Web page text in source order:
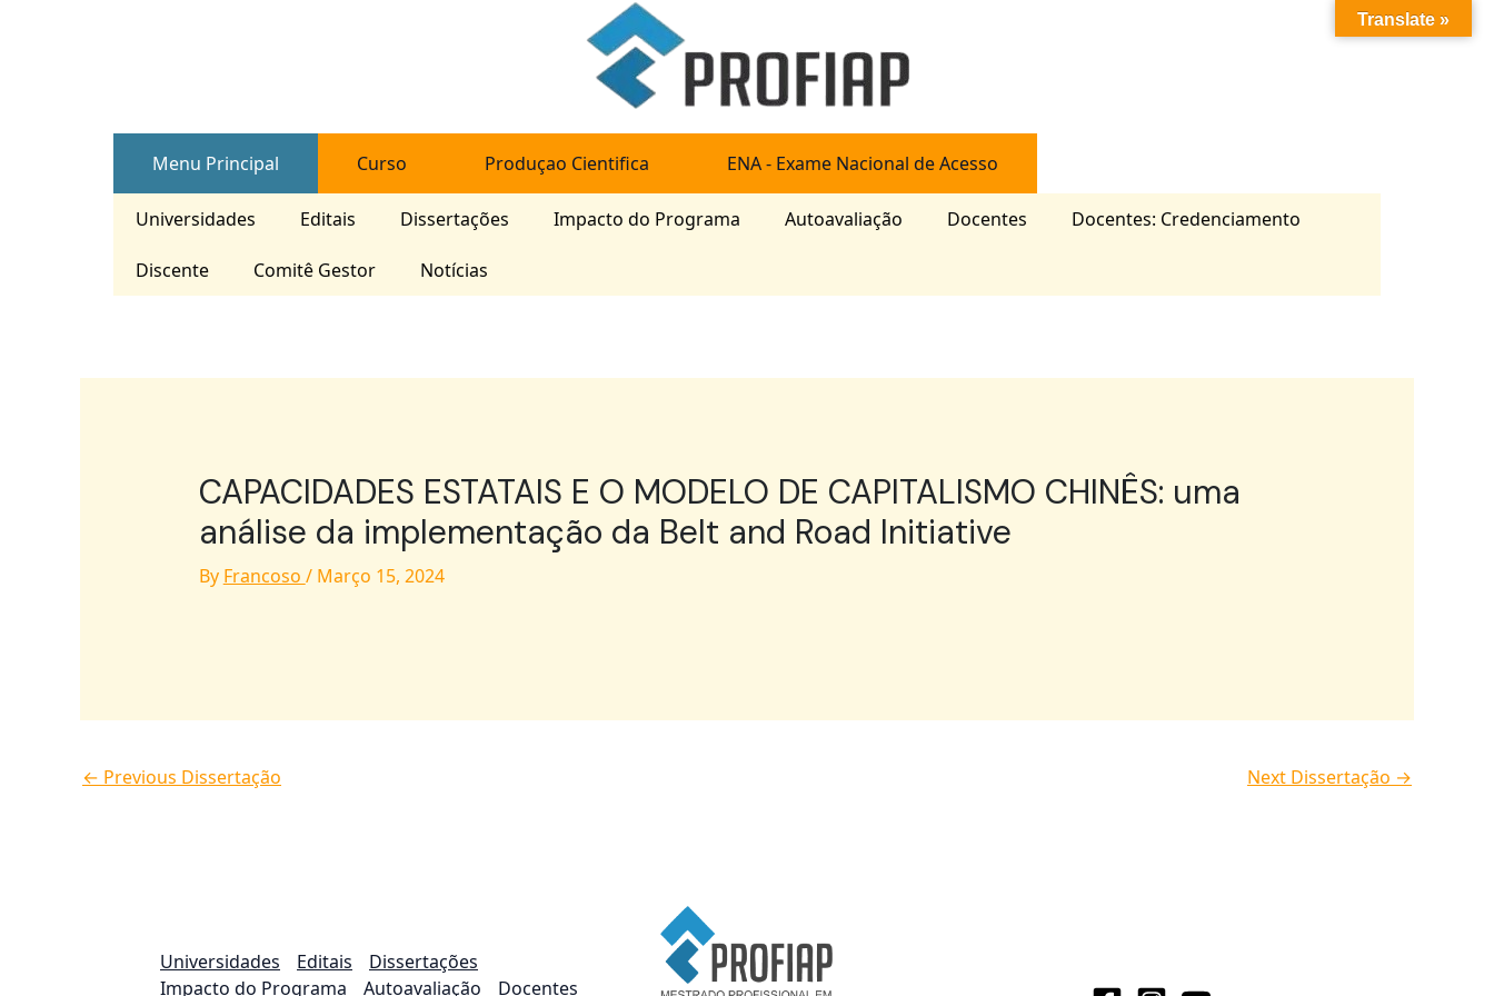
Menu Principal Curso Produçao Cientifica ENA - Exame Nacional de Acesso
Universidades Editais Dissertações Impacto do Programa Autoavaliação Docentes Docentes: Credenciamento
Discente Comitê Gestor Notícias
CAPACIDADES ESTATAIS E O MODELO DE CAPITALISMO CHINÊS: uma
análise da implementação da Belt and Road Initiative
By Francoso / Março 15, 2024
← Previous Dissertação Next Dissertação →
Universidades Editais
Dissertações
Impacto do Programa
Autoavaliação Docentes
Translate »